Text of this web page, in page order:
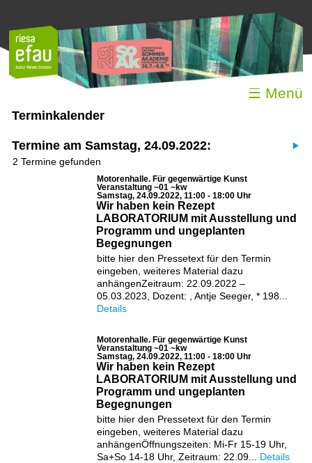
☰ Menü
Terminkalender
Termine am Samstag, 24.09.2022:
2 Termine gefunden
Motorenhalle. Für gegenwärtige Kunst
Veranstaltung ~01 ~kw
Samstag, 24.09.2022, 11:00 - 18:00 Uhr
Wir haben kein Rezept
LABORATORIUM mit Ausstellung und
Programm und ungeplanten
Begegnungen
bitte hier den Pressetext für den Termin
eingeben, weiteres Material dazu
anhängenZeitraum: 22.09.2022 –
05.03.2023, Dozent: , Antje Seeger, * 198...
Details
Motorenhalle. Für gegenwärtige Kunst
Veranstaltung ~01 ~kw
Samstag, 24.09.2022, 11:00 - 18:00 Uhr
Wir haben kein Rezept
LABORATORIUM mit Ausstellung und
Programm und ungeplanten
Begegnungen
bitte hier den Pressetext für den Termin
eingeben, weiteres Material dazu
anhängenÖffnungszeiten: Mi-Fr 15-19 Uhr,
Sa+So 14-18 Uhr, Zeitraum: 22.09... Details